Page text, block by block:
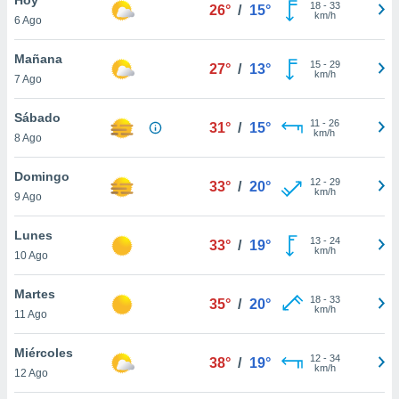
en
más
nuestra
de
cookies
aceptar
6 Ago
26° / 15° 18- 33
km/h
Mañana
7 Ago
27° / 13° 15- 29
km/h
Sábado
8 Ago
31° / 15° 11 - 26
km/h
Domingo
9 Ago
33° / 20° 12- 29
km/h
Lunes
10 Ago
33° / 19° 13- 24
km/h
Martes
11 Ago
35° / 20° 18- 33
km/h
Miércoles
12 Ago
38° / 19° 12- 34
km/h